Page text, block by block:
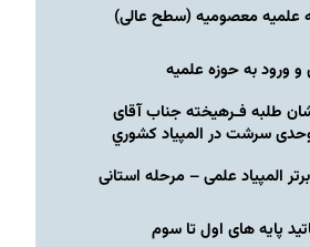
علمیه معصومیه‌ (سطح عالی)
ورود به حوزه علمیه
طلبه فـرهیخته جناب آقای
سرشت در المپياد كشوري
المپیاد علمی – مرحله استانی
پایه های اول تا سوم